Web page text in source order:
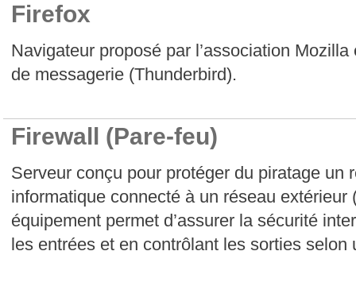
Firefox
Navigateur proposé par l’association
de messagerie (Thunderbird).
Firewall (Pare-feu)
Serveur conçu pour protéger du piratage un
informatique connecté à un réseau extérieur
équipement permet d’assurer la sécurité
les entrées et en contrôlant les sorties selon